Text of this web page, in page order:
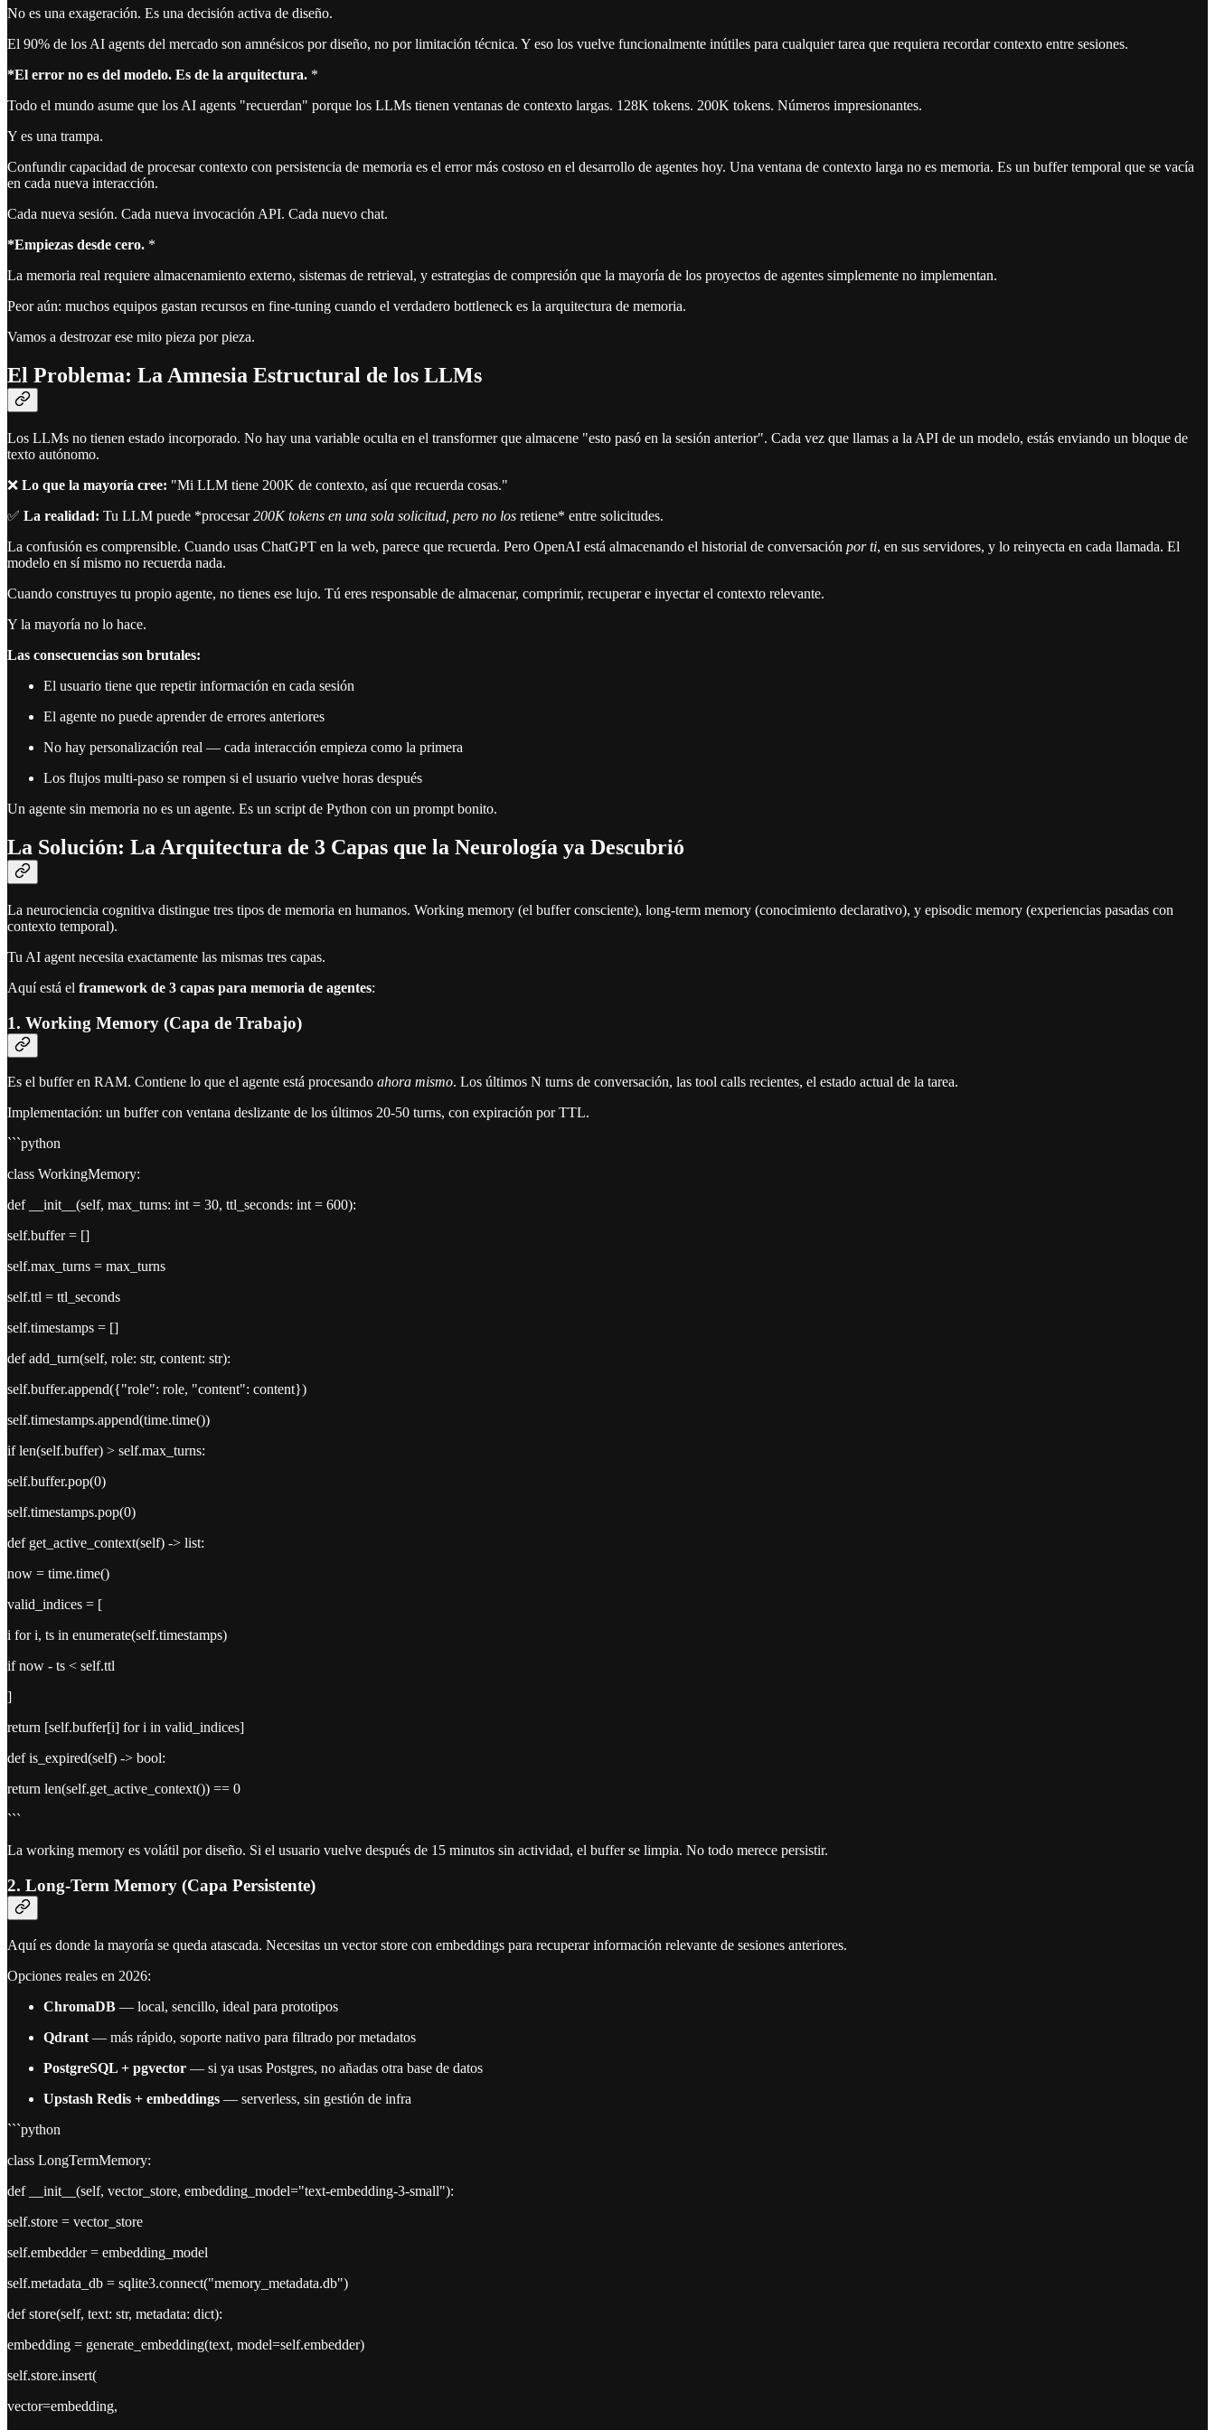
No es una exageración. Es una decisión activa de diseño.
El 90% de los AI agents del mercado son amnésicos por diseño, no por limitación técnica. Y eso los vuelve funcionalmente inútiles para cualquier tarea que requiera recordar contexto entre sesiones.
*El error no es del modelo. Es de la arquitectura. *
Todo el mundo asume que los AI agents "recuerdan" porque los LLMs tienen ventanas de contexto largas. 128K tokens. 200K tokens. Números impresionantes.
Y es una trampa.
Confundir capacidad de procesar contexto con persistencia de memoria es el error más costoso en el desarrollo de agentes hoy. Una ventana de contexto larga no es memoria. Es un buffer temporal que se vacía
en cada nueva interacción.
Cada nueva sesión. Cada nueva invocación API. Cada nuevo chat.
*Empiezas desde cero. *
La memoria real requiere almacenamiento externo, sistemas de retrieval, y estrategias de compresión que la mayoría de los proyectos de agentes simplemente no implementan.
Peor aún: muchos equipos gastan recursos en fine-tuning cuando el verdadero bottleneck es la arquitectura de memoria.
Vamos a destrozar ese mito pieza por pieza.
El Problema: La Amnesia Estructural de los LLMs
Los LLMs no tienen estado incorporado. No hay una variable oculta en el transformer que almacene "esto pasó en la sesión anterior". Cada vez que llamas a la API de un modelo, estás enviando un bloque de
texto autónomo.
❌ Lo que la mayoría cree: "Mi LLM tiene 200K de contexto, así que recuerda cosas."
✅ La realidad: Tu LLM puede *procesar200K tokens en una sola solicitud, pero no los retiene* entre solicitudes.
La confusión es comprensible. Cuando usas ChatGPT en la web, parece que recuerda. Pero OpenAI está almacenando el historial de conversación por ti, en sus servidores, y lo reinyecta en cada llamada. El
modelo en sí mismo no recuerda nada.
Cuando construyes tu propio agente, no tienes ese lujo. Tú eres responsable de almacenar, comprimir, recuperar e inyectar el contexto relevante.
Y la mayoría no lo hace.
Las consecuencias son brutales:
El usuario tiene que repetir información en cada sesión
El agente no puede aprender de errores anteriores
No hay personalización real — cada interacción empieza como la primera
Los flujos multi-paso se rompen si el usuario vuelve horas después
Un agente sin memoria no es un agente. Es un script de Python con un prompt bonito.
La Solución: La Arquitectura de 3 Capas que la Neurología ya Descubrió
La neurociencia cognitiva distingue tres tipos de memoria en humanos. Working memory (el buffer consciente), long-term memory (conocimiento declarativo), y episodic memory (experiencias pasadas con
contexto temporal).
Tu AI agent necesita exactamente las mismas tres capas.
Aquí está el framework de 3 capas para memoria de agentes:
1. Working Memory (Capa de Trabajo)
Es el buffer en RAM. Contiene lo que el agente está procesando ahora mismo. Los últimos N turns de conversación, las tool calls recientes, el estado actual de la tarea.
Implementación: un buffer con ventana deslizante de los últimos 20-50 turns, con expiración por TTL.
```python
class WorkingMemory:
def __init__(self, max_turns: int = 30, ttl_seconds: int = 600):
self.buffer = []
self.max_turns = max_turns
self.ttl = ttl_seconds
self.timestamps = []
def add_turn(self, role: str, content: str):
self.buffer.append({"role": role, "content": content})
self.timestamps.append(time.time())
if len(self.buffer) > self.max_turns:
self.buffer.pop(0)
self.timestamps.pop(0)
def get_active_context(self) -> list:
now = time.time()
valid_indices = [
i for i, ts in enumerate(self.timestamps)
if now - ts < self.ttl
]
return [self.buffer[i] for i in valid_indices]
def is_expired(self) -> bool:
return len(self.get_active_context()) == 0
```
La working memory es volátil por diseño. Si el usuario vuelve después de 15 minutos sin actividad, el buffer se limpia. No todo merece persistir.
2. Long-Term Memory (Capa Persistente)
Aquí es donde la mayoría se queda atascada. Necesitas un vector store con embeddings para recuperar información relevante de sesiones anteriores.
Opciones reales en 2026:
ChromaDB — local, sencillo, ideal para prototipos
Qdrant — más rápido, soporte nativo para filtrado por metadatos
PostgreSQL + pgvector — si ya usas Postgres, no añadas otra base de datos
Upstash Redis + embeddings — serverless, sin gestión de infra
```python
class LongTermMemory:
def __init__(self, vector_store, embedding_model="text-embedding-3-small"):
self.store = vector_store
self.embedder = embedding_model
self.metadata_db = sqlite3.connect("memory_metadata.db")
def store(self, text: str, metadata: dict):
embedding = generate_embedding(text, model=self.embedder)
self.store.insert(
vector=embedding,